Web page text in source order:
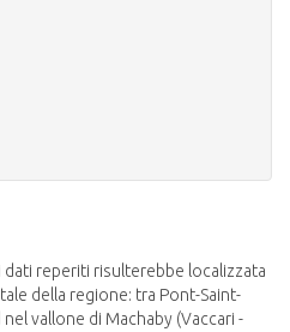
dati reperiti risulterebbe localizzata
della regione: tra Pont-Saint-
vallone di Machaby (Vaccari -